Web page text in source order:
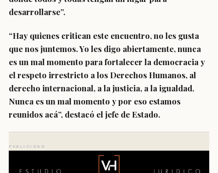
desarrollarse”.
“Hay quienes critican este encuentro, no les gusta
que nos juntemos. Yo les digo abiertamente, nunca
es un mal momento para fortalecer la democracia y
el respeto irrestricto a los Derechos Humanos, al
derecho internacional, a la justicia, a la igualdad.
Nunca es un mal momento y por eso estamos
reunidos acá”, destacó el jefe de Estado.
PUBLICIDAD